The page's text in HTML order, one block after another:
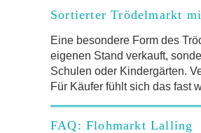
Sortierter Trödelmarkt
Eine besondere Form des
eigenen Stand verkauft,
Schulen oder Kindergärten.
Für Käufer fühlt sich das fast
FAQ: Flohmarkt Lalling